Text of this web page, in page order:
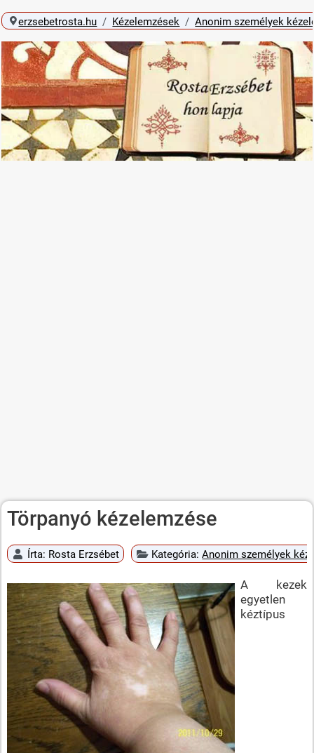
erzsebetrosta.hu Kézelemzések Anonim személyek
Törpanyó kézelemzése
Írta: Rosta Erzsébet Kategória:Anonim személyek
A kezek
egyetlen
kéztípus